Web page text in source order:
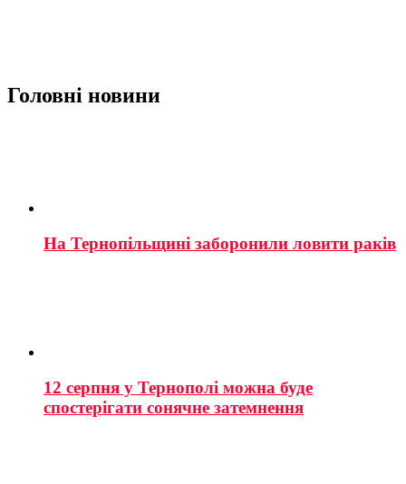
Головні новини
На Тернопільщині заборонили ловити раків
12 серпня у Тернополі можна буде
спостерігати сонячне затемнення